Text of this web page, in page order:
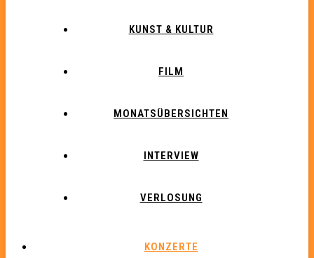
KUNST & KULTUR
FILM
MONATSÜBERSICHTEN
INTERVIEW
VERLOSUNG
KONZERTE